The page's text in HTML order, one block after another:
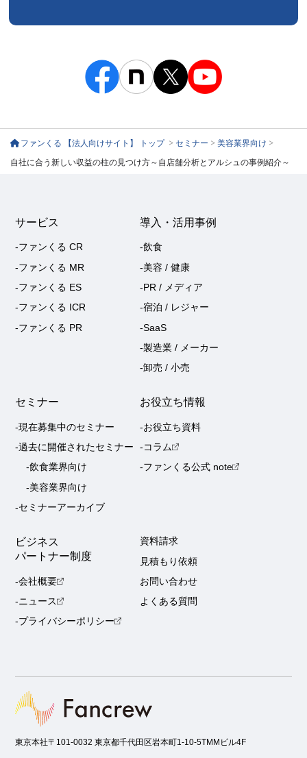
ファンくる 【法人向けサイト】 トップ >セミナー >美容業界向け >
自社に合う新しい収益の柱の見つけ方～自店舗分析とアルシュの事例紹介～
サービス
-ファンくる CR
-ファンくる MR
-ファンくる ES
-ファンくる ICR
-ファンくる PR
導入・活用事例
-飲食
-美容 / 健康
-PR / メディア
-宿泊 / レジャー
-SaaS
-製造業 / メーカー
-卸売 / 小売
セミナー
-現在募集中のセミナー
-過去に開催されたセミナー
-飲食業界向け
-美容業界向け
-セミナーアーカイブ
お役立ち情報
-お役立ち資料
-コラム
-ファンくる公式 note
ビジネス
パートナー制度
-会社概要
-ニュース
-プライバシーポリシー
資料請求
見積もり依頼
お問い合わせ
よくある質問
東京本社〒101-0032 東京都千代田区岩本町1-10-5TMMビル4F